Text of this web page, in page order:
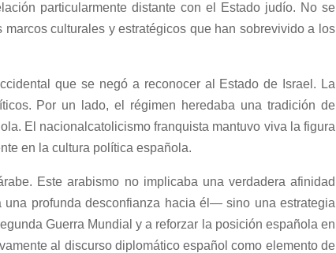
particularmente distante con el Estado judío. No se
culturales y estratégicos que han sobrevivido a los
que se negó a reconocer al Estado de Israel. La
Por un lado, el régimen heredaba una tradición de
El nacionalcatolicismo franquista mantuvo viva la figura
en la cultura política española.
Este arabismo no implicaba una verdadera afinidad
profunda desconfianza hacia él— sino una estrategia
Guerra Mundial y a reforzar la posición española en
al discurso diplomático español como elemento de